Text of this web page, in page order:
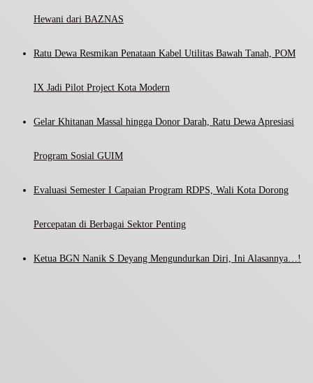
Hewani dari BAZNAS
Ratu Dewa Resmikan Penataan Kabel Utilitas Bawah Tanah, POM
IX Jadi Pilot Project Kota Modern
Gelar Khitanan Massal hingga Donor Darah, Ratu Dewa Apresiasi
Program Sosial GUIM
Evaluasi Semester I Capaian Program RDPS, Wali Kota Dorong
Percepatan di Berbagai Sektor Penting
Ketua BGN Nanik S Deyang Mengundurkan Diri, Ini Alasannya…!